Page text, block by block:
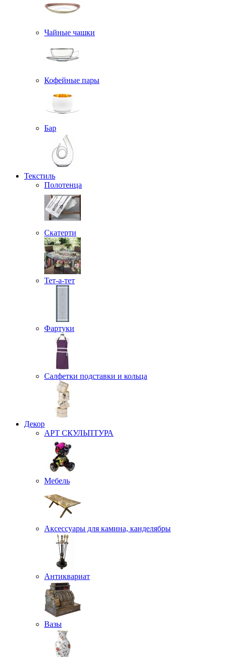
Чайные чашки
Кофейные пары
Бар
Текстиль
Полотенца
Скатерти
Тет-а-тет
Фартуки
Салфетки подставки и кольца
Декор
АРТ СКУЛЬПТУРА
Мебель
Аксессуары для камина, канделябры
Антиквариат
Вазы